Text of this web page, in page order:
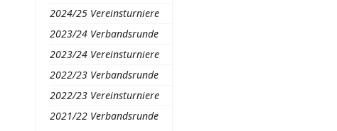
2024/25 Vereinsturniere
2023/24 Verbandsrunde
2023/24 Vereinsturniere
2022/23 Verbandsrunde
2022/23 Vereinsturniere
2021/22 Verbandsrunde